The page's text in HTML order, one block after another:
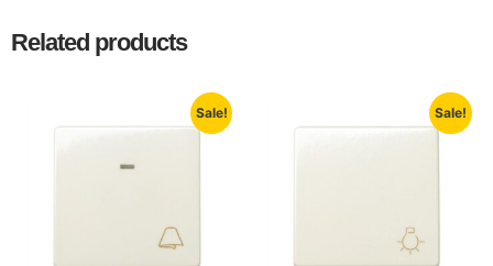
Related products
Sale! Sale!